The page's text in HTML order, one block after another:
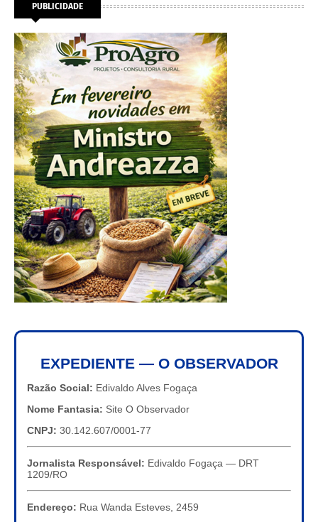
PUBLICIDADE
EXPEDIENTE — O OBSERVADOR
Razão Social: Edivaldo Alves Fogaça
Nome Fantasia: Site O Observador
CNPJ: 30.142.607/0001-77
Jornalista Responsável: Edivaldo Fogaça — DRT
1209/RO
Endereço: Rua Wanda Esteves, 2459